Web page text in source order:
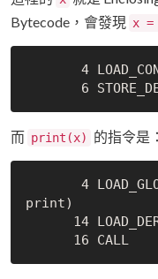
Bytecode，會發現 x =
而 print(x) 的指令是：
print)